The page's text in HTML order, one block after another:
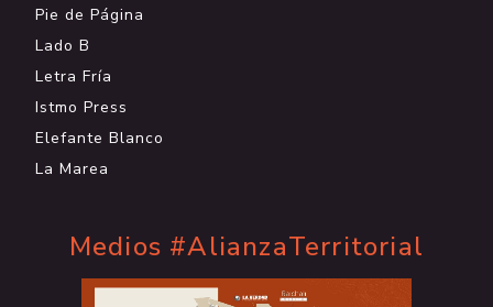
Pie de Página
Lado B
Letra Fría
Istmo Press
Elefante Blanco
La Marea
Medios #AlianzaTerritorial